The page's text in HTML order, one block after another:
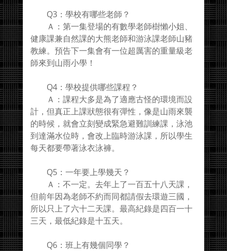
Q3：學校有哪些老師？
Ａ：第一集登場的有數學老師樹懶小姐、
健康課兼自然課的大熊老師和游泳課老師山豬
教練。預告下一集會有一位超厲害的重量級老
師來到山雨小學！
Q4：學校提供哪些課程？
Ａ：課程大多是為了適應古怪的環境而設
計，但真正上課狀態很有彈性，像是山雨來襲
的時候，就會立刻變成緊急避難訓練課，泳池
到達滿水位時，會改上臨時游泳課，所以學生
每天都要帶著泳衣泳褲。
Q5：一年要上學幾天？
Ａ：不一定。去年上了一百五十八天課，
但前年因為老師不約而同都請假去環遊三國，
所以只上了六十二天課。最高紀錄是四百一十
三天，最低紀錄是十五天。
Q6：班上有幾個同學？